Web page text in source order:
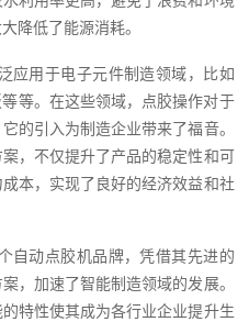
降低了能源消耗。
应用于电子元件制造领域，比如
等。在这些领域，点胶操作对于
的引入为制造企业带来了福音。
，不仅提升了产品的稳定性和可
本，实现了良好的经济效益和社
自动点胶机品牌，凭借其先进的
，加速了智能制造领域的发展。
特性使其成为各行业企业提升生